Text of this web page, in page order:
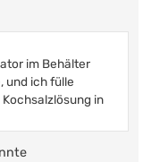
im Behälter
und ich fülle
in